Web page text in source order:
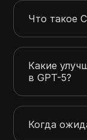
Что такое
Какие
в GPT-5?
Когда